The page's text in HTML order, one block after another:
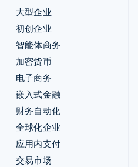
大型企业
初创企业
智能体商务
加密货币
电子商务
嵌入式金融
财务自动化
全球化企业
应用内支付
交易市场